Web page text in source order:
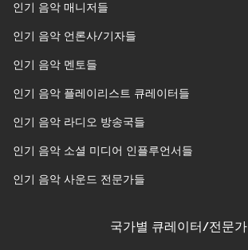
인기 음악 매니저들
인기 음악 언론사/기자들
인기 음악 멘토들
인기 음악 플레이리스트 큐레이터들
인기 음악 라디오 방송국들
인기 음악 소셜 미디어 인플루언서들
인기 음악 사운드 전문가들
국가별 큐레이터/전문가